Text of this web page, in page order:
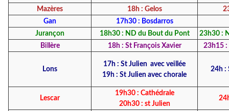
Mazères 18h : Gelos
Gan
17h30 : Bosdarros
Jurançon
18h30 : ND du Bout du Pont
23h30 :
Billère
18h : St François Xavier 23h15 :
Lons
17h : St Julien avec veillée
19h : St Julien avec chorale
24h :
Lescar
19h30 : Cathédrale
20h30 : st Julien